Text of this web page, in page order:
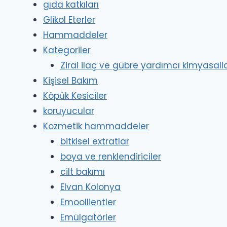
gıda katkıları
Glikol Eterler
Hammaddeler
Kategoriler
Zirai ilaç ve gübre yardımcı
Kişisel Bakım
Köpük Kesiciler
koruyucular
Kozmetik hammaddeler
bitkisel extratlar
boya ve renklendiriciler
cilt bakımı
Elvan Kolonya
Emoollientler
Emülgatörler